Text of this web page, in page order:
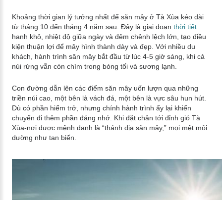
Khoảng thời gian lý tưởng nhất để săn mây ở Tà Xùa kéo dài
từ tháng 10 đến tháng 4 năm sau. Đây là giai đoạn thời tiết
hanh khô, nhiệt độ giữa ngày và đêm chênh lệch lớn, tạo điều
kiện thuận lợi để mây hình thành dày và đẹp. Với nhiều du
khách, hành trình săn mây bắt đầu từ lúc 4-5 giờ sáng, khi cả
núi rừng vẫn còn chìm trong bóng tối và sương lạnh.
Con đường dẫn lên các điểm săn mây uốn lượn qua những
triền núi cao, một bên là vách đá, một bên là vực sâu hun hút.
Dù có phần hiểm trở, nhưng chính hành trình ấy lại khiến
chuyến đi thêm phần đáng nhớ. Khi đặt chân tới đỉnh gió Tà
Xùa-nơi được mệnh danh là “thánh địa săn mây,” mọi mệt mỏi
dường như tan biến.